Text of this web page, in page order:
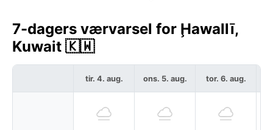
7-dagers værvarsel for Ḩawallī,
Kuwait 🇰🇼
tir. 4. aug. ons. 5. aug. tor. 6. aug.